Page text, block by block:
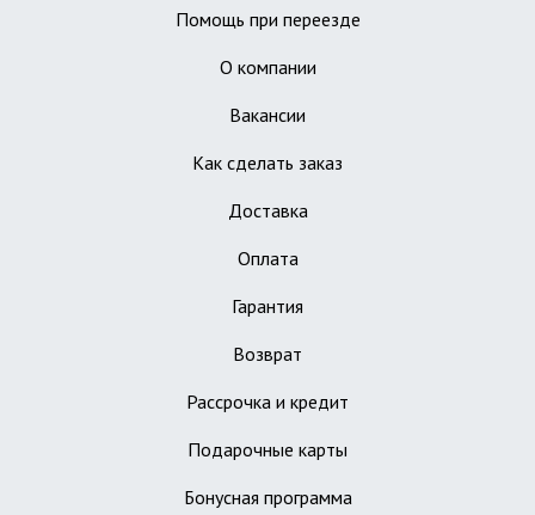
Помощь при переезде
О компании
Вакансии
Как сделать заказ
Доставка
Оплата
Гарантия
Возврат
Рассрочка и кредит
Подарочные карты
Бонусная программа